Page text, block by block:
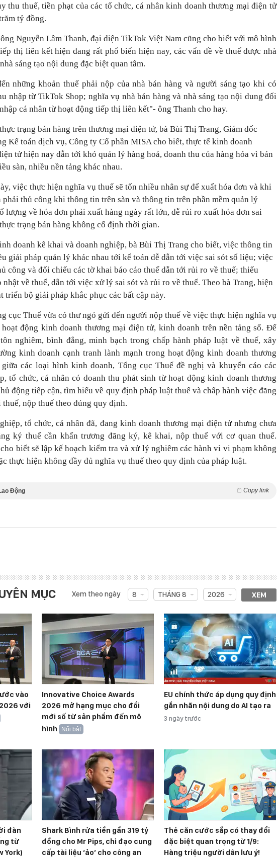
thu thuế, tiền phạt của các tố chức, cá nhân kinh doanh thương mại điện tử
tỷ đồng.
Nguyễn Lâm Thanh, đại diện TikTok Việt Nam cũng cho biết với mô hình
thị liên kết hiện đang rất phổ biến hiện nay, các vấn đề về thuế được nhà
sáng tạo nội dung đặc biệt quan tâm.
những khoản thuế phải nộp của nhà bán hàng và người sáng tạo khi có
nhập từ TikTok Shop; nghĩa vụ nhà bán hàng và nhà sáng tạo nội dung đối
cá nhân từ hoạt động tiếp thị liên kết"- ông Thanh cho hay.
trạng bán hàng trên thương mại điện tử, bà Bùi Thị Trang, Giám đốc
Kế toán dịch vụ, Công ty Cổ phần MISA cho biết, thực tế kinh doanh
tử hiện nay dẫn tới khó quản lý hàng hoá, doanh thu của hàng hóa vì bán
sàn, nhiều nền tảng khác nhau.
việc thực hiện nghĩa vụ thuế sẽ tốn nhiều nhân sự để xuất hóa đơn và khi
phải thủ công khi thông tin trên sàn và thông tin trên phần mềm quản lý
lượng về hóa đơn phải xuất hàng ngày rất lớn, dễ rủi ro xuất hóa đơn sai
trạng bán hàng không cố định thời gian.
doanh kê khai và doanh nghiệp, bà Bùi Thị Trang cho biết, việc thông tin
giải pháp quản lý khác nhau tới kế toán dễ dẫn tới việc sai sót số liệu; việc
công và đối chiếu các tờ khai báo cáo thuế dẫn tới rủi ro về thuế; thiếu
nhật về thuế, dẫn tới việc xử lý sai sót và rủi ro về thuế. Theo bà Trang, hiện
triển bộ giải pháp khắc phục các bất cập này.
cục Thuế vừa có thư ngỏ gửi đến người nộp thuế về việc thực hiện nghĩa vụ
động kinh doanh thương mại điện tử, kinh doanh trên nền tảng số. Để
nghiêm, bình đẳng, minh bạch trong chấp hành pháp luật về thuế, xây
kinh doanh cạnh tranh lành mạnh trong hoạt động kinh doanh thương
các loại hình kinh doanh, Tổng cục Thuế đề nghị và khuyến cáo các
tổ chức, cá nhân có doanh thu phát sinh từ hoạt động kinh doanh thương
động tiếp cận, tìm hiểu về quy định pháp luật thuế và chấp hành việc đăng
nộp thuế theo đúng quy định.
tổ chức, cá nhân đã, đang kinh doanh thương mại điện tử nhưng chưa
ký thuế cần khẩn trương đăng ký, kê khai, nộp thuế với cơ quan thuế.
biết sẽ lập kế hoạch kiểm tra và xử lý nghiêm các hành vi vi phạm không
thực hiện không đầy đủ nghĩa vụ thuế theo quy định của pháp luật.
Động Copy link
MỤC Xem theo ngày 8 THÁNG 8 2026 XEM
vào
với
Innovative Choice Awards
2026 mở hạng mục cho đổi
mới số từ sản phẩm đến mô
hình
Nổi bật
EU chính thức áp dụng quy định
gắn nhãn nội dung do AI tạo ra
3 ngày trước
đàn
từ
York)
Shark Bình rửa tiền gần 319 tỷ
đồng cho Mr Pips, chỉ đạo cung
cấp tài liệu ‘ảo’ cho công an
Thẻ căn cước sắp có thay đổi
đặc biệt quan trọng từ 1/9:
Hàng triệu người dân lưu ý!